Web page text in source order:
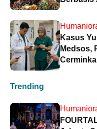
Kasus
Medsos,
Trending